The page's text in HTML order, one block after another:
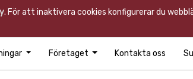
. För att inaktivera cookies konfigurerar du
Företaget Kontakta oss